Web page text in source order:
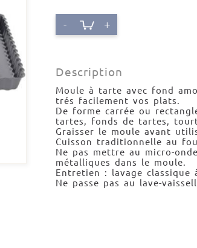
- +
Description
Moule à tarte avec fond
trés facilement vos plats.
De forme carrée ou
tartes, fonds de tartes,
Graisser le moule avant
Cuisson traditionnelle au
Ne pas mettre au micro-
métalliques dans le moule.
Entretien : lavage classique
Ne passe pas au lave-